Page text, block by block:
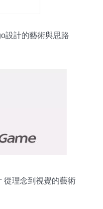
設計的藝術與思路
從理念到視覺的藝術